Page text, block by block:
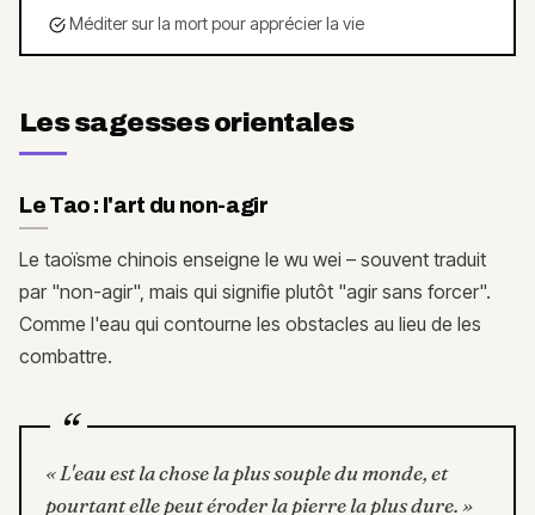
Méditer sur la mort pour apprécier la vie
Les sagesses orientales
Le Tao : l'art du non-agir
Le taoïsme chinois enseigne le wu wei – souvent traduit
par "non-agir", mais qui signifie plutôt "agir sans forcer".
Comme l'eau qui contourne les obstacles au lieu de les
combattre.
“
«L'eau est la chose la plus souple du monde, et
pourtant elle peut éroder la pierre la plus dure.»